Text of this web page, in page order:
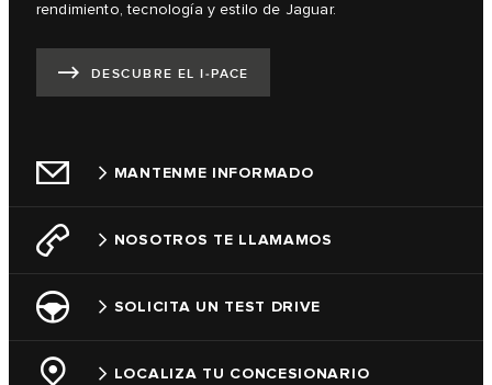
rendimiento, tecnología y estilo de Jaguar.
DESCUBRE EL I‑PACE
MANTENME INFORMADO
NOSOTROS TE LLAMAMOS
SOLICITA UN TEST DRIVE
LOCALIZA TU CONCESIONARIO